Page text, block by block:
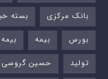
بانک مرکزی
بسته
بورس‌
بیمه
تولید
حسین گروسی